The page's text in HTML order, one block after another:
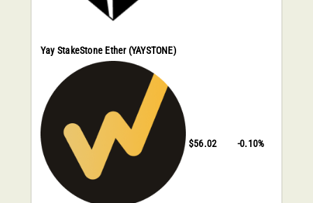
Yay StakeStone Ether (YAYSTONE)
$56.02 -0.10%